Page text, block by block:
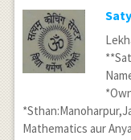
Mathematics aur